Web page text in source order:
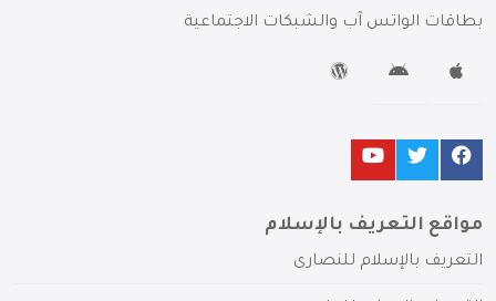
بطاقات الواتس آب والشبكات الاجتماعية
مواقع التعريف بالإسلام
التعريف بالإسلام للنصارى